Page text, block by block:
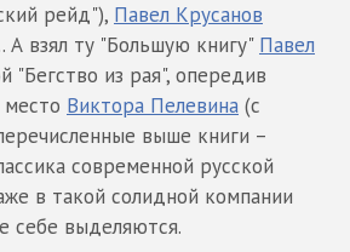
рейд"), Павел Крусанов
взял ту "Большую книгу" Павел
"Бегство из рая", опередив
Виктора Пелевина (с
выше книги –
современной русской
в такой солидной компании
себе выделяются.